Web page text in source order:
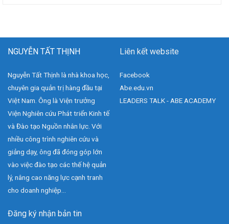
NGUYỄN TẤT THỊNH
Nguyễn Tất Thịnh là nhà khoa học,
chuyên gia quản trị hàng đầu tại
Việt Nam. Ông là Viện trưởng
Viện Nghiên cứu Phát triển Kinh tế
và Đào tạo Nguồn nhân lực. Với
nhiều công trình nghiên cứu và
giảng dạy, ông đã đóng góp lớn
vào việc đào tạo các thế hệ quản
lý, nâng cao năng lực cạnh tranh
cho doanh nghiệp...
Liên kết website
Facebook
Abe.edu.vn
LEADERS TALK - ABE ACADEMY
Đăng ký nhận bản tin